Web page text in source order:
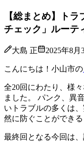
【総まとめ】ト
チェック」ルーテ
大島 正 2025年8月
こんにちは！小山市の
全20回にわたり、様
ました。 パンク、異
いトラブルの多くは
然に防ぐことができる
最終回となる今回は